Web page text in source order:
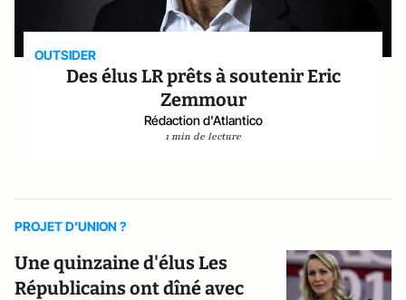
OUTSIDER
Des élus LR prêts à soutenir Eric
Zemmour
Rédaction d'Atlantico
1 min de lecture
PROJET D'UNION ?
Une quinzaine d'élus Les
Républicains ont dîné avec